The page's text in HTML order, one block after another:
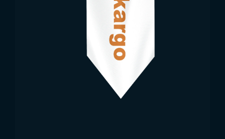
teknikleri kullanılarak bayrağa logolar veya yazılar
eklenebilir. Uzun ömürlü olabilmesi için dayanıklı
kumaşlar ve kaliteli işçilik tercih edilir. Özellikle dış
mekan koşullarına uygun olacak şekilde üretilir.
Kullanılacağı mekâna göre farklı boyutlarda
üretilebilir. Bu sayede her ortam için uygun
boyutlarda bayrak temin edilebilir.